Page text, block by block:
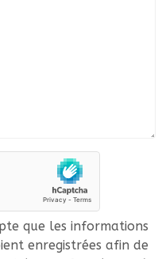
que les informations
enregistrées afin de